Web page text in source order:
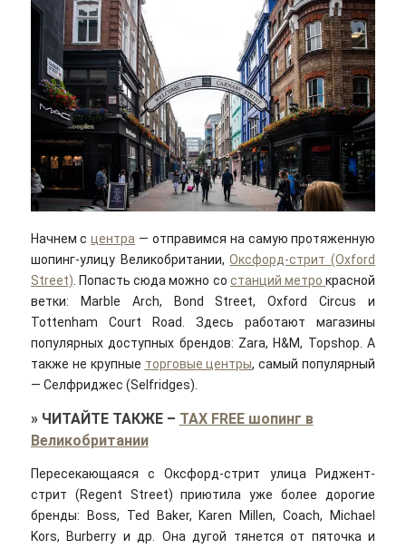
Начнем сцентра — отправимся на самую протяженную
шопинг-улицу Великобритании,Оксфорд-стрит (Oxford
Street) . Попасть сюда можно со станций метрокрасной
ветки: Marble Arch, Bond Street, Oxford Circus и
Tottenham Court Road. Здесь работают магазины
популярных доступных брендов: Zara, H&M, Topshop. А
также не крупные торговые центры, самый популярный
— Селфриджес (Selfridges).
» ЧИТАЙТЕ ТАКЖЕ– TAX FREE шопинг в
Великобритании
Пересекающаяся с Оксфорд-стрит улица Риджент-
стрит (Regent Street) приютила уже более дорогие
бренды: Boss, Ted Baker, Karen Millen, Coach, Michael
Kors, Burberry и др. Она дугой тянется от пяточка и